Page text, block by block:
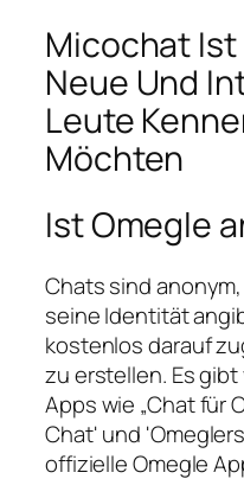
Micochat Ist
Neue Und
Leute
Möchten
Ist Omegle
Chats sind
seine Identität
kostenlos darauf
zu erstellen. Es
Apps wie „Chat für
Chat' und
offizielle Omegle